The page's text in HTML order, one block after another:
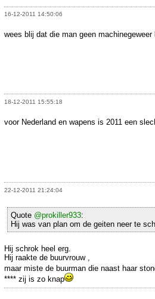
16-12-2011 14:50:06
wees blij dat die man geen machinegeweer
18-12-2011 15:55:18
voor Nederland en wapens is 2011 een
22-12-2011 21:24:04
Quote @prokiller933:
Hij was van plan om de geiten neer te
Hij schrok heel erg.
Hij raakte de buurvrouw ,
maar miste de buurman die naast haar
**** zij is zo knap